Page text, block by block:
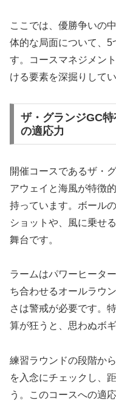
ここでは、優勝争いの
体的な局面について、5
す。コースマネジメン
ける要素を深掘りして
ザ・グランジGC
の適応力
開催コースであるザ・
アウェイと海風が特徴
持っています。ボール
ショットや、風に乗せ
舞台です。
ラームはパワーヒータ
ち合わせるオールラウ
さは警戒が必要です。
算が狂うと、思わぬボ
練習ラウンドの段階か
を入念にチェックし、
う。このコースへの適